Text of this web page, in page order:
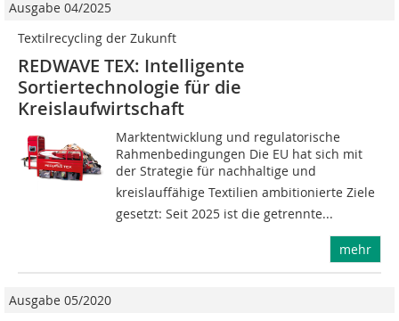
Ausgabe 04/2025
Textilrecycling der Zukunft
REDWAVE TEX: Intelligente
Sortiertechnologie für die
Kreislaufwirtschaft
Marktentwicklung und regulatorische
Rahmenbedingungen Die EU hat sich mit
der Strategie für nachhaltige und
kreislauffähige Textilien ambitionierte Ziele
gesetzt: Seit 2025 ist die getrennte...
mehr
Ausgabe 05/2020